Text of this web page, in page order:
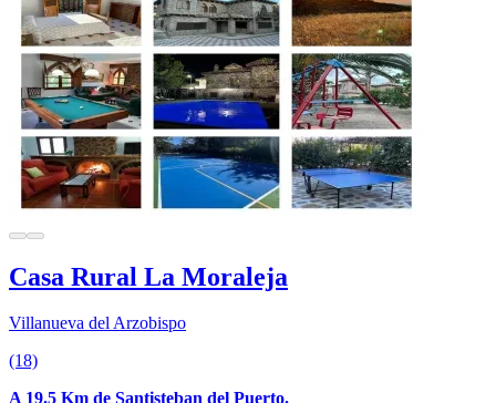
Casa Rural La Moraleja
Villanueva del Arzobispo
(18)
A 19.5 Km de Santisteban del Puerto.